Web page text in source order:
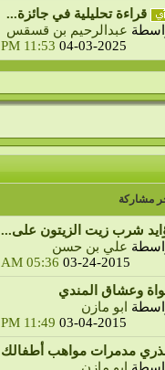
قراءة تحليلية في جائزة...
عبدالرحيم بن قسقس
04-03-2025
11:53 PM
مشاركة
شرب زيت الزيتون على...
علي بن حسن
03-24-2015
05:36 AM
وعشاق المندي
ابو مازن
03-04-2015
11:49 PM
مدمرات مواهب أطفالك